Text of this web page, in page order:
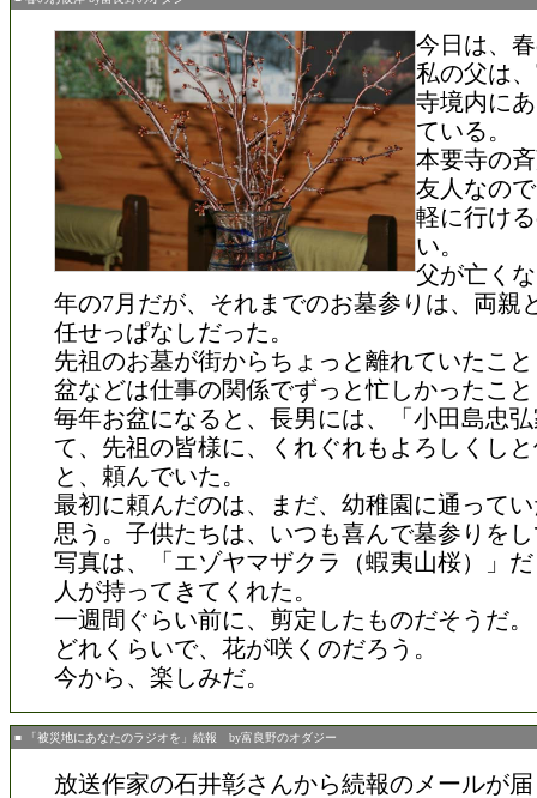
今日は、
私の父は
寺境内に
ている。
本要寺の
友人なの
軽に行け
い。
父が亡く
年の7月だが、それまでのお墓参りは、両親
任せっぱなしだった。
先祖のお墓が街からちょっと離れていたこ
盆などは仕事の関係でずっと忙しかったこ
毎年お盆になると、長男には、「小田島忠
て、先祖の皆様に、くれぐれもよろしくし
と、頼んでいた。
最初に頼んだのは、まだ、幼稚園に通って
思う。子供たちは、いつも喜んで墓参りを
写真は、「エゾヤマザクラ（蝦夷山桜）」
人が持ってきてくれた。
一週間ぐらい前に、剪定したものだそうだ。
どれくらいで、花が咲くのだろう。
今から、楽しみだ。
■ 「被災地にあなたのラジオを」続報 by富良野のオダジー
放送作家の石井彰さんから続報のメールが